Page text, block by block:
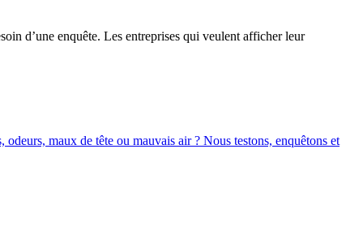
d’une enquête. Les entreprises qui veulent afficher leur
odeurs, maux de tête ou mauvais air ? Nous testons, enquêtons et